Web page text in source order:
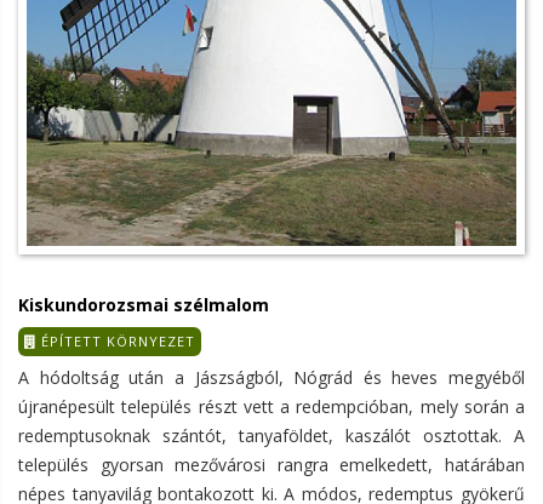
Kiskundorozsmai szélmalom
ÉPÍTETT KÖRNYEZET
A hódoltság után a Jászságból, Nógrád és heves megyéből
újranépesült település részt vett a redempcióban, mely során a
redemptusoknak szántót, tanyaföldet, kaszálót osztottak. A
település gyorsan mezővárosi rangra emelkedett, határában
népes tanyavilág bontakozott ki. A módos, redemptus gyökerű